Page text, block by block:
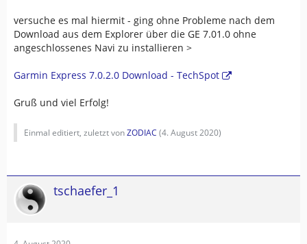
Hat jemand hier das gleiche Problem?
versuche es mal hiermit - ging ohne Probleme nach dem
Download aus dem Explorer über die GE 7.01.0 ohne
angeschlossenes Navi zu installieren >
Garmin Express 7.0.2.0 Download - TechSpot
Gruß und viel Erfolg!
Einmal editiert, zuletzt vonZODIAC (4. August 2020)
tschaefer_1